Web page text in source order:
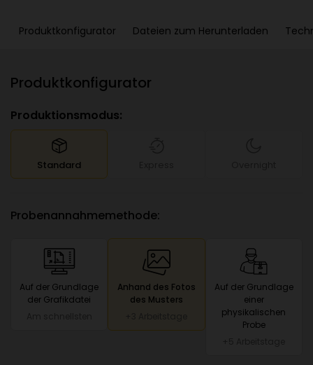
Produktkonfigurator Dateien zum Herunterladen
Produktkonfigurator
Produktionsmodus:
Standard
Probenannahmemethode:
Auf der Grundlage
der Grafikdatei
Anhand des Fotos
des Musters
Auf der Grundlage
einer
physikalischen
Probe